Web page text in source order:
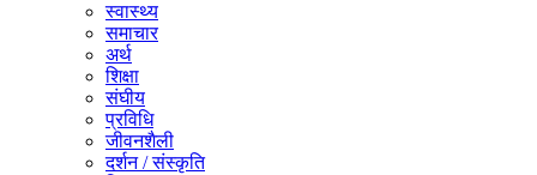
स्वास्थ्य
समाचार
अर्थ
शिक्षा
संघीय
प्रविधि
जीवनशैली
दर्शन / संस्कृति